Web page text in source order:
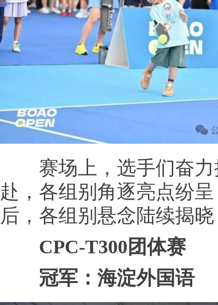
赛场上，选手们奋力
赴，各组别角逐亮点纷
后，各组别悬念陆续揭
CPC-T300团体赛
冠军：海淀外国语